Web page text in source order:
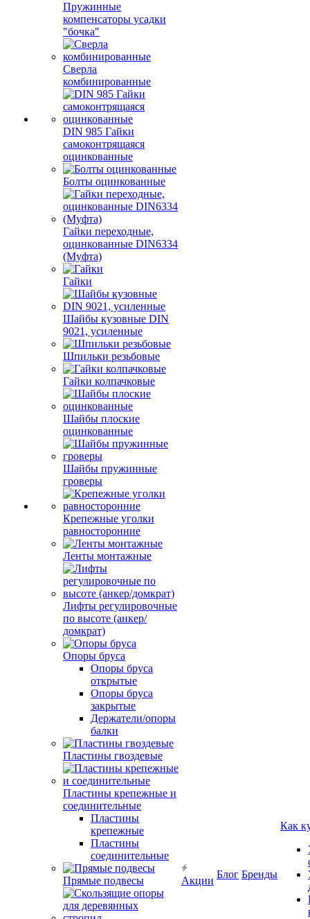
Пружинные
компенсаторы усадки
"бочка"
Сверла
комбинированные
DIN 985 Гайки
самоконтрящаяся
оцинкованные
Болты оцинкованные
Гайки переходные,
оцинкованные DIN6334
(Муфта)
Гайки
Шайбы кузовные DIN
9021, усиленные
Шпильки резьбовые
Гайки колпачковые
Шайбы плоские
оцинкованные
Шайбы пружинные
гроверы
Крепежные уголки
равносторонние
Ленты монтажные
Лифты регулировочные
по высоте (анкер/
домкрат)
Опоры бруса
Опоры бруса
открытые
Опоры бруса
закрытые
Держатели/опоры
балки
Пластины гвоздевые
Пластины крепежные и
соединительные
Пластины
крепежные
Пластины
соединительные
Прямые подвесы Акции
Блог Бренды
Как